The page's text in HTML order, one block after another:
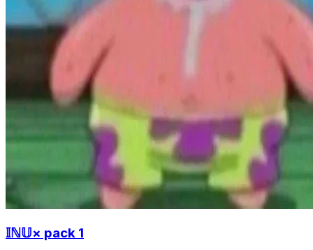
𝕀ℕ𝕌× pack 1